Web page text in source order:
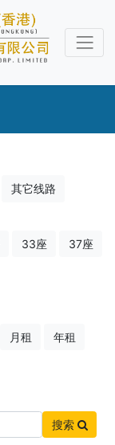
其它线路
33座 37座
月租 年租
搜索